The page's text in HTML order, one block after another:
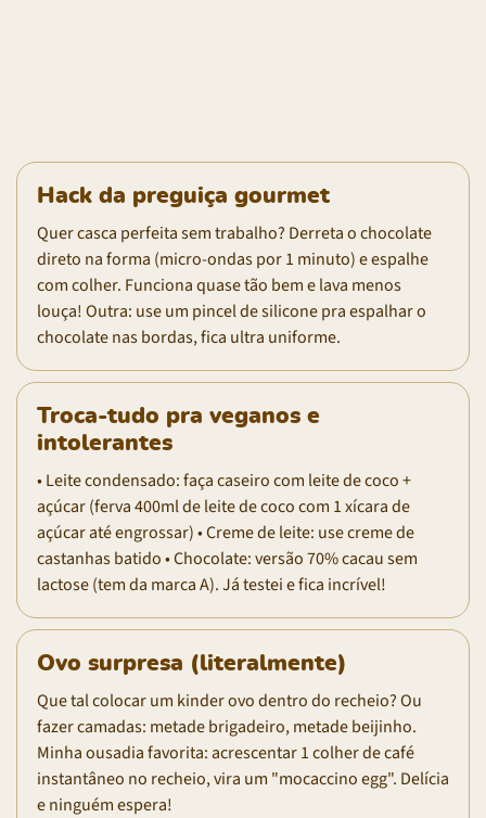
Hack da preguiça gourmet
Quer casca perfeita sem trabalho? Derreta o chocolate
direto na forma (micro-ondas por 1 minuto) e espalhe
com colher. Funciona quase tão bem e lava menos
louça! Outra: use um pincel de silicone pra espalhar o
chocolate nas bordas, fica ultra uniforme.
Troca-tudo pra veganos e
intolerantes
• Leite condensado: faça caseiro com leite de coco +
açúcar (ferva 400ml de leite de coco com 1 xícara de
açúcar até engrossar) • Creme de leite: use creme de
castanhas batido • Chocolate: versão 70% cacau sem
lactose (tem da marca A). Já testei e fica incrível!
Ovo surpresa (literalmente)
Que tal colocar um kinder ovo dentro do recheio? Ou
fazer camadas: metade brigadeiro, metade beijinho.
Minha ousadia favorita: acrescentar 1 colher de café
instantâneo no recheio, vira um "mocaccino egg". Delícia
e ninguém espera!